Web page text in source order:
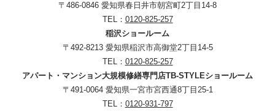
〒486-0846 愛知県春日井市朝宮町2丁目14-8
TEL： 0120-825-257
稲沢ショールーム
〒492-8213 愛知県稲沢市高御堂2丁目14-5
TEL： 0120-825-257
アパート・マンション大規模修繕専門店TB-STYLEショールーム
〒491-0064 愛知県一宮市宮西通8丁目25-1
TEL： 0120-931-797